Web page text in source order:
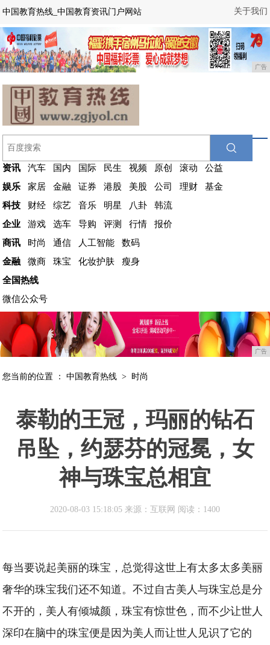
关于我们
中国教育热线_中国教育资讯门户网站
广告
资讯 汽车 国内 国际 民生 视频 原创 滚动
公益
娱乐
家居 金融 证券 港股 美股 公司 理财
基金
科技
财经 综艺 音乐 明星 八卦
韩流
企业
游戏 选车 导购 评测 行情
报价
商讯
时尚 通信 人工智能
数码
金融
微商 珠宝 化妆护肤
瘦身
全国热线
微信公众号
广告
您当前的位置 ：中国教育热线 > 时尚
泰勒的王冠，玛丽的钻石
吊坠，约瑟芬的冠冕，女
神与珠宝总相宜
2020-08-03 15:18:05 来源：互联网 阅读：1400
每当要说起美丽的珠宝，总觉得这世上有太多太多美丽
奢华的珠宝我们还不知道。不过自古美人与珠宝总是分
不开的，美人有倾城颜，珠宝有惊世色，而不少让世人
深印在脑中的珠宝便是因为美人而让世人见识了它的